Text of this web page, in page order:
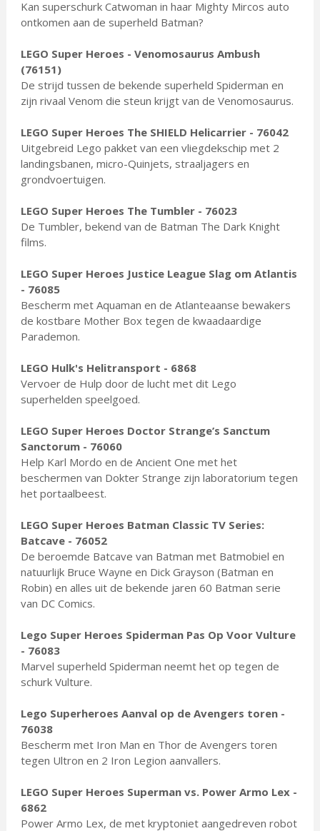
Kan superschurk Catwoman in haar Mighty Mircos auto
ontkomen aan de superheld Batman?
LEGO Super Heroes - Venomosaurus Ambush
(76151)
De strijd tussen de bekende superheld Spiderman en
zijn rivaal Venom die steun krijgt van de Venomosaurus.
LEGO Super Heroes The SHIELD Helicarrier - 76042
Uitgebreid Lego pakket van een vliegdekschip met 2
landingsbanen, micro-Quinjets, straaljagers en
grondvoertuigen.
LEGO Super Heroes The Tumbler - 76023
De Tumbler, bekend van de Batman The Dark Knight
films.
LEGO Super Heroes Justice League Slag om Atlantis
- 76085
Bescherm met Aquaman en de Atlanteaanse bewakers
de kostbare Mother Box tegen de kwaadaardige
Parademon.
LEGO Hulk's Helitransport - 6868
Vervoer de Hulp door de lucht met dit Lego
superhelden speelgoed.
LEGO Super Heroes Doctor Strange’s Sanctum
Sanctorum - 76060
Help Karl Mordo en de Ancient One met het
beschermen van Dokter Strange zijn laboratorium tegen
het portaalbeest.
LEGO Super Heroes Batman Classic TV Series:
Batcave - 76052
De beroemde Batcave van Batman met Batmobiel en
natuurlijk Bruce Wayne en Dick Grayson (Batman en
Robin) en alles uit de bekende jaren 60 Batman serie
van DC Comics.
Lego Super Heroes Spiderman Pas Op Voor Vulture
- 76083
Marvel superheld Spiderman neemt het op tegen de
schurk Vulture.
Lego Superheroes Aanval op de Avengers toren -
76038
Bescherm met Iron Man en Thor de Avengers toren
tegen Ultron en 2 Iron Legion aanvallers.
LEGO Super Heroes Superman vs. Power Armo Lex -
6862
Power Armo Lex, de met kryptoniet aangedreven robot